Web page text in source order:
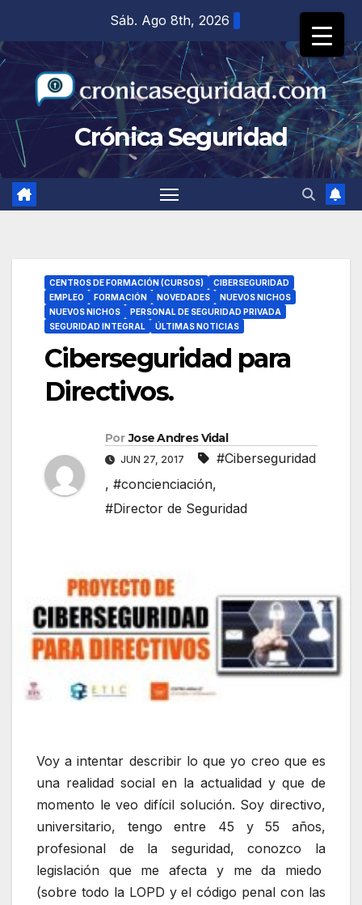
contenido
Sáb. Ago 8th, 2026
Crónica Seguridad
CENTROS DE FORMACIÓN (CURSOS)
CIBERSEGURIDAD
EMPLEO
FORMACIÓN NOVEDADES
NUEVOS NICHOS
NUEVOS NICHOS
PERSONAL DE SEGURIDAD PRIVADA
SEGURIDAD INTEGRAL
ÚLTIMAS NOTICIAS
Ciberseguridad para
Directivos.
Por Jose Andres Vidal
JUN 27, 2017
#Ciberseguridad
, #concienciación,
#Director de Seguridad
Voy a intentar describir lo que yo creo que es
una realidad social en la actualidad y que de
momento le veo difícil solución. Soy directivo,
universitario, tengo entre 45 y 55 años,
profesional de la seguridad, conozco la
legislación que me afecta y me da miedo
(sobre todo la LOPD y el código penal con las